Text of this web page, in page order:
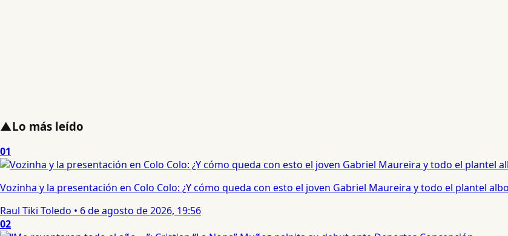
▲Lo más leído
01
Vozinha y la presentación en Colo Colo: ¿Y cómo queda con esto el joven Gabriel Maureira y todo el plantel
Raul Tiki Toledo • 6 de agosto de 2026, 19:56
02